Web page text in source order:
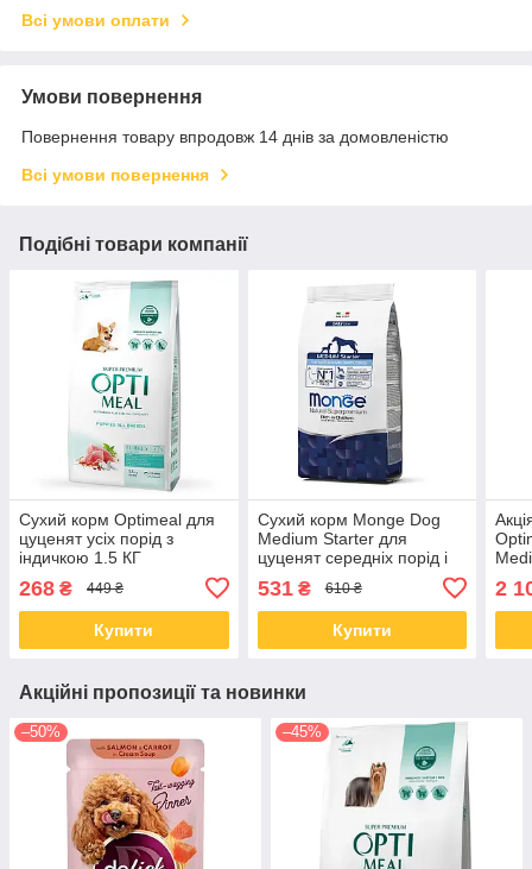
Всі умови оплати
Умови повернення
Повернення товару впродовж 14 днів за домовленістю
Всі умови повернення
Подібні товари компанії
Сухий корм Optimeal для
цуценят усіх порід з
індичкою 1.5 КГ
268 ₴ 449 ₴
Купити
Сухий корм Monge Dog
Medium Starter для
цуценят середніх порід і
собак під час вагітності та
лактації 1.5 КГ
531₴ 610 ₴
Купити
12
2
Акційні пропозиції та новинки
–50% –45%